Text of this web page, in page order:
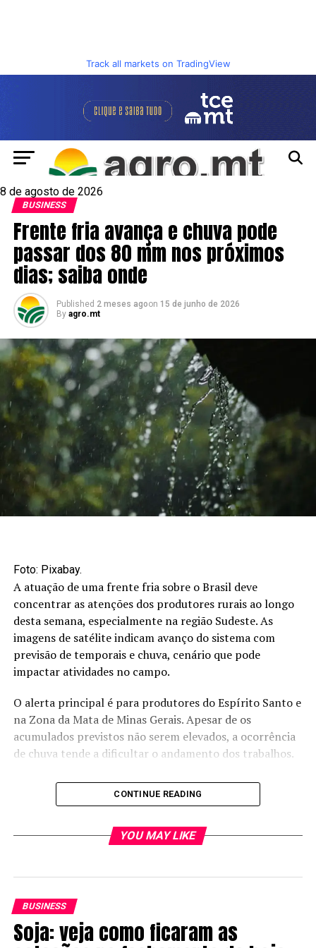
Track all markets on TradingView
8 de agosto de 2026
BUSINESS
Frente fria avança e chuva pode
passar dos 80 mm nos próximos
dias; saiba onde
Published 2 meses agoon 15 de junho de 2026
By agro.mt
Foto: Pixabay.
A atuação de uma frente fria sobre o Brasil deve
concentrar as atenções dos produtores rurais ao longo
desta semana, especialmente na região Sudeste. As
imagens de satélite indicam avanço do sistema com
previsão de temporais e chuva, cenário que pode
impactar atividades no campo.
O alerta principal é para produtores do Espírito Santo e
na Zona da Mata de Minas Gerais. Apesar de os
acumulados previstos não serem elevados, a ocorrência
de chuva tende a dificultar o andamento dos trabalhos.
CONTINUE READING
YOU MAY LIKE
BUSINESS
Soja: veja como ficaram as